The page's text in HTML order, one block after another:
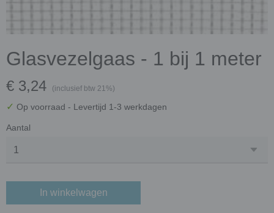
Glasvezelgaas - 1 bij 1 meter
€ 3,24 (inclusief btw 21%)
✓ Op voorraad - Levertijd 1-3 werkdagen
Aantal
In winkelwagen